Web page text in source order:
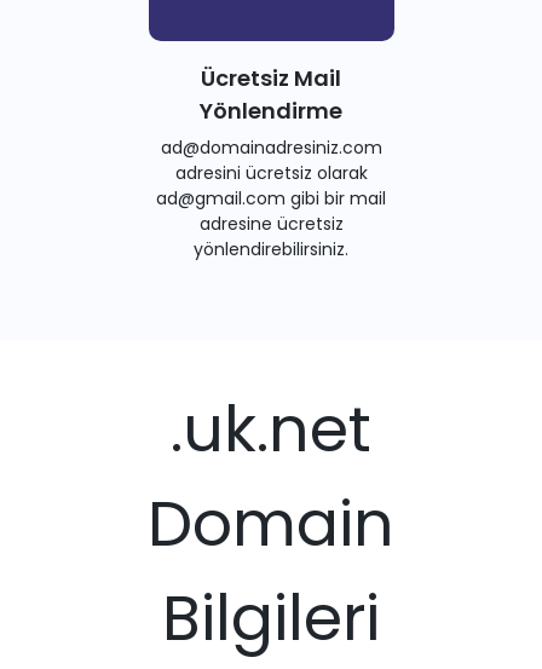
Ücretsiz Mail
Yönlendirme
ad@domainadresiniz.com
adresini ücretsiz olarak
ad@gmail.com gibi bir mail
adresine ücretsiz
yönlendirebilirsiniz.
.uk.net
Domain
Bilgileri